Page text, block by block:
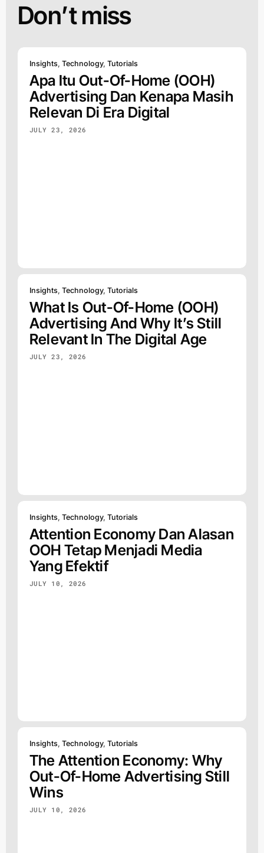
Don’t miss
Insights, Technology, Tutorials
Apa Itu Out-Of-Home (OOH)
Advertising Dan Kenapa Masih
Relevan Di Era Digital
JULY 23, 2026
Insights, Technology, Tutorials
What Is Out-Of-Home (OOH)
Advertising And Why It’s Still
Relevant In The Digital Age
JULY 23, 2026
Insights Technology, Tutorials
Attention Economy Dan Alasan
OOH Tetap Menjadi Media
Yang Efektif
JULY 10, 2026
Insights, Technology, Tutorials
The Attention Economy: Why
Out-Of-Home Advertising Still
Wins
JULY 10, 2026